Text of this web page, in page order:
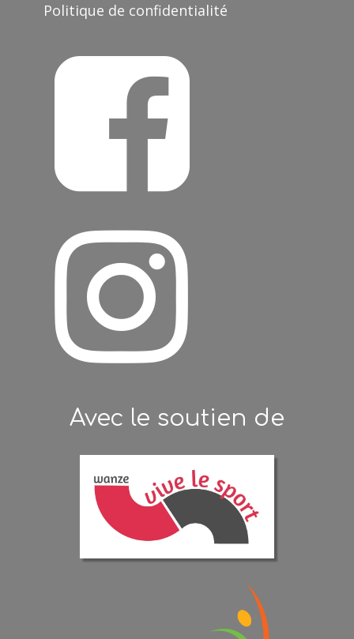
Politique de confidentialité


Avec le soutien de